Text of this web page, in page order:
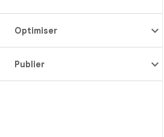
Optimiser
Publier